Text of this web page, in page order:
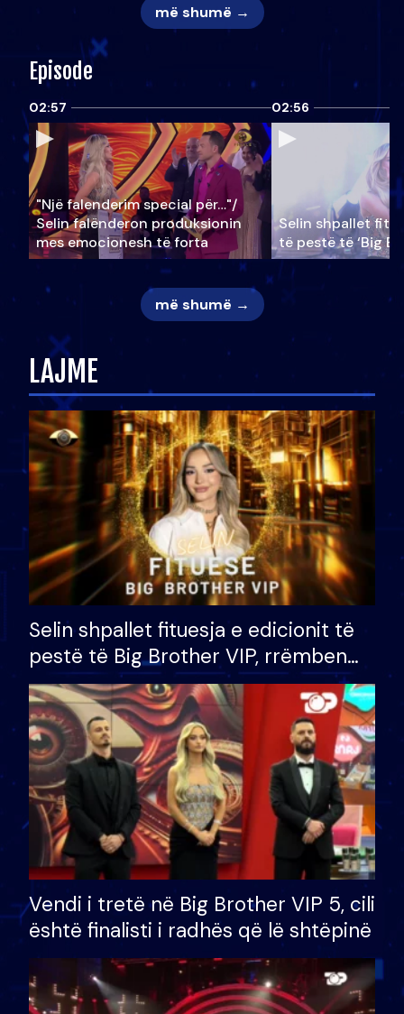
më shumë →
Episode
02:57
"Një falenderim special për…"/
Selin falënderon produksionin
mes emocionesh të forta
02:56
Selin shpallet
të pestë të ‘Big
më shumë →
LAJME
Selin shpallet fituesja e edicionit të
pestë të Big Brother VIP, rrëmben
çmimin e madh prej 100 mijë eurosh
Vendi i tretë në Big Brother VIP 5, cili
është finalisti i radhës që lë shtëpinë